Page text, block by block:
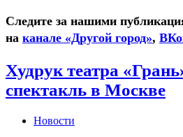
Следите за нашими
на канале «Другой город»,
Худрук театра
спектакль в Москве
Новости